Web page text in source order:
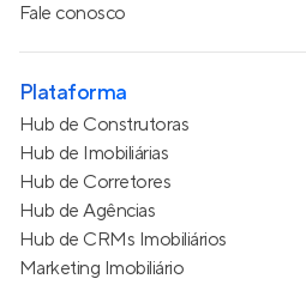
Fale conosco
Plataforma
Hub de Construtoras
Hub de Imobiliárias
Hub de Corretores
Hub de Agências
Hub de CRMs Imobiliários
Marketing Imobiliário